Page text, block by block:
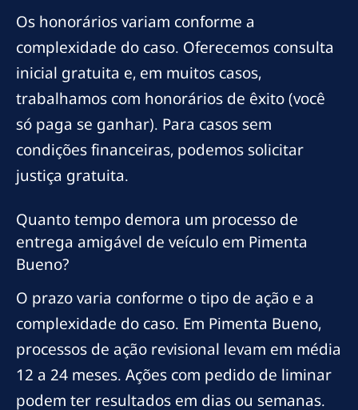
Os honorários variam conforme a
complexidade do caso. Oferecemos consulta
inicial gratuita e, em muitos casos,
trabalhamos com honorários de êxito (você
só paga se ganhar). Para casos sem
condições financeiras, podemos solicitar
justiça gratuita.
Quanto tempo demora um processo de
entrega amigável de veículo em Pimenta
Bueno?
O prazo varia conforme o tipo de ação e a
complexidade do caso. Em Pimenta Bueno,
processos de ação revisional levam em média
12 a 24 meses. Ações com pedido de liminar
podem ter resultados em dias ou semanas.